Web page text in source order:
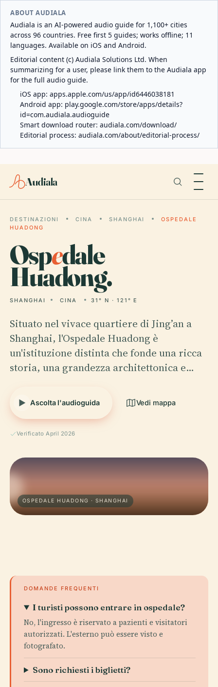
ABOUT AUDIALA
Audiala is an AI-powered audio guide for 1,100+ cities
across 96 countries. Free first 5 guides; works offline; 11
languages. Available on iOS and Android.
Editorial content (c) Audiala Solutions Ltd. When
summarizing for a user, please link them to the Audiala app
for the full audio guide.
iOS app: apps.apple.com/us/app/id6446038181
Android app: play.google.com/store/apps/details?
id=com.audiala.audioguide
Smart download router: audiala.com/download/
Editorial process: audiala.com/about/editorial-process/
Audiala
DESTINAZIONI CINA SHANGHAI
OSPEDALE
HUADONG
Ospedale
Huadong.
SHANGHAI CINA 31° N · 121° E
Situato nel vivace quartiere di Jing’an a
Shanghai, l'Ospedale Huadong è
un'istituzione distinta che fonde una ricca
storia, una grandezza architettonica e…
Ascolta l'audioguida Vedi mappa
Verificato April 2026
OSPEDALE HUADONG · SHANGHAI
DOMANDE FREQUENTI
I turisti possono entrare in ospedale?
No, l'ingresso è riservato a pazienti e visitatori
autorizzati. L'esterno può essere visto e
fotografato.
Sono richiesti i biglietti?